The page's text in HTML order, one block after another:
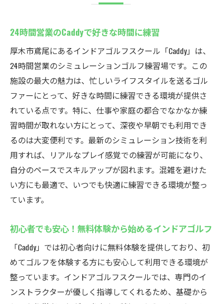
利用
アゴルフスクール
忙しいビジネスマンに最適なゴルフ練習環
夜間も安心して練習できる24時間体制
天候に左右されないインドアゴルフの魅力
時間を有効活用したゴルフ上達法
Caddyなら仕事帰りにもリフレッシュ可能
家族向けのレッスンも提供
Caddyでのインドアゴルフスクールの魅力と安全
性
セキュリティ対策万全で安心して利用
最新設備で快適なゴルフライフを提供
初めての方でも安心！スタッフのサポート
体制
24時間営業のCaddyで好きな時間に練習
厚木市鳶尾にあるインドアゴルフスクール「Caddy」は、
24時間営業のシミュレーションゴルフ練習場です。この
施設の最大の魅力は、忙しいライフスタイルを送るゴル
ファーにとって、好きな時間に練習できる環境が提供さ
れている点です。特に、仕事や家庭の都合でなかなか練
習時間が取れない方にとって、深夜や早朝でも利用でき
るのは大変便利です。最新のシミュレーション技術を利
用すれば、リアルなプレイ感覚での練習が可能になり、
自分のペースでスキルアップが図れます。混雑を避けた
い方にも最適で、いつでも快適に練習できる環境が整っ
ています。
初心者でも安心！無料体験から始めるインドアゴルフ
「Caddy」では初心者向けに無料体験を提供しており、初
めてゴルフを体験する方にも安心して利用できる環境が
整っています。インドアゴルフスクールでは、専門のイ
ンストラクターが優しく指導してくれるため、基礎から